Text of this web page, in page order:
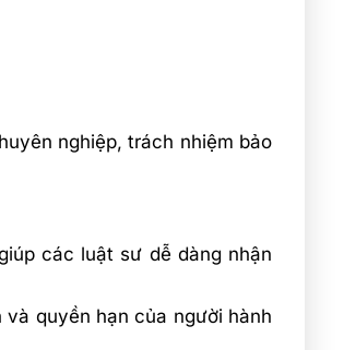
nghiệp, trách nhiệm bảo
các luật sư dễ dàng nhận
quyền hạn của người hành